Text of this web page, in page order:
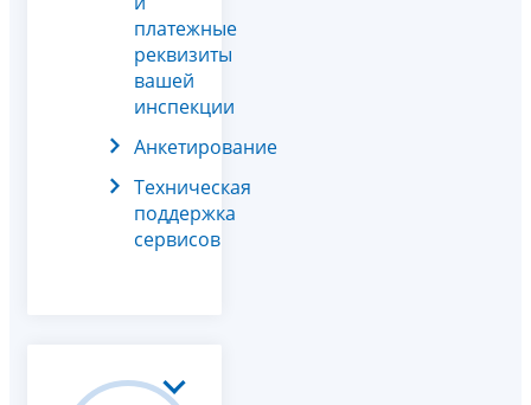
платежные
реквизиты
вашей
инспекции
Анкетирование
Техническая
поддержка
сервисов